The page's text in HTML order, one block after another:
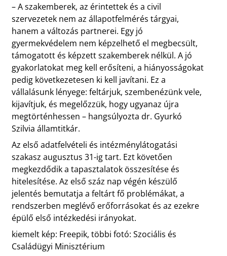
– A szakemberek, az érintettek és a civil
szervezetek nem az állapotfelmérés tárgyai,
hanem a változás partnerei. Egy jó
gyermekvédelem nem képzelhető el megbecsült,
támogatott és képzett szakemberek nélkül. A jó
gyakorlatokat meg kell erősíteni, a hiányosságokat
pedig következetesen ki kell javítani. Ez a
vállalásunk lényege: feltárjuk, szembenézünk vele,
kijavítjuk, és megelőzzük, hogy ugyanaz újra
megtörténhessen – hangsúlyozta dr. Gyurkó
Szilvia államtitkár.
Az első adatfelvételi és intézménylátogatási
szakasz augusztus 31-ig tart. Ezt követően
megkezdődik a tapasztalatok összesítése és
hitelesítése. Az első száz nap végén készülő
jelentés bemutatja a feltárt fő problémákat, a
rendszerben meglévő erőforrásokat és az ezekre
épülő első intézkedési irányokat.
kiemelt kép: Freepik, többi fotó: Szociális és
Családügyi Minisztérium